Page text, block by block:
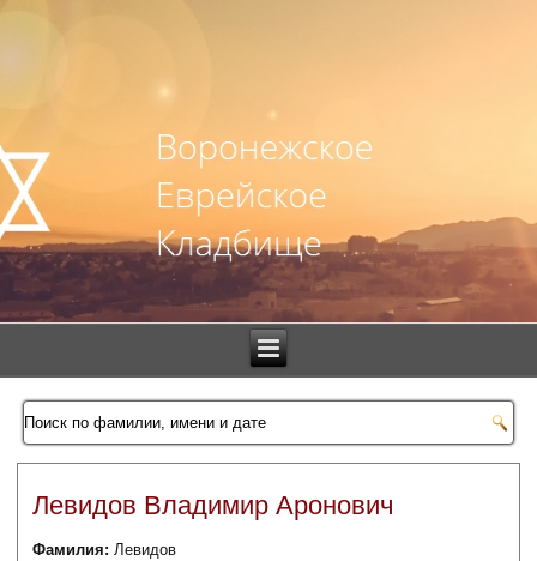
Левидов Владимир Аронович
Фамилия:Левидов